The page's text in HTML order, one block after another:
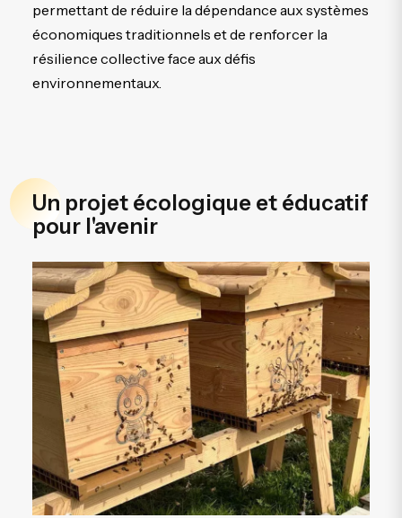
permettant de réduire la dépendance aux systèmes
économiques traditionnels et de renforcer la
résilience collective face aux défis
environnementaux.
Un projet écologique et éducatif
pour l'avenir